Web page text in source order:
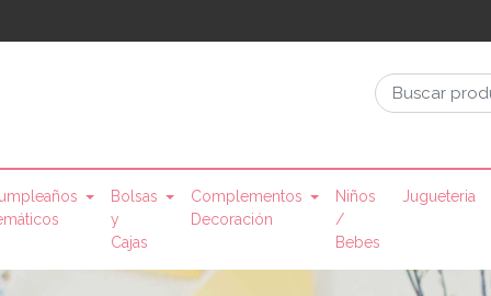
Bolsas
y
Cajas
Complementos
Decoración
Niños
/
Bebes
Jugueteria